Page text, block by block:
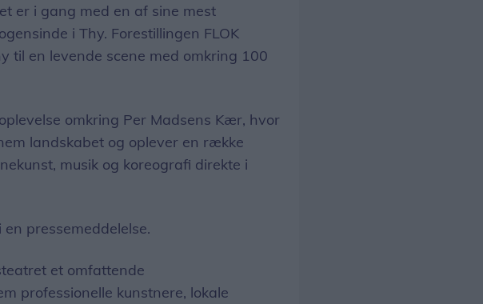
er i gang med en af sine mest
i Thy. Forestillingen FLOK
til en levende scene med omkring 100
omkring Per Madsens Kær, hvor
landskabet og oplever en række
musik og koreografi direkte i
pressemeddelelse.
et omfattende
professionelle kunstnere, lokale